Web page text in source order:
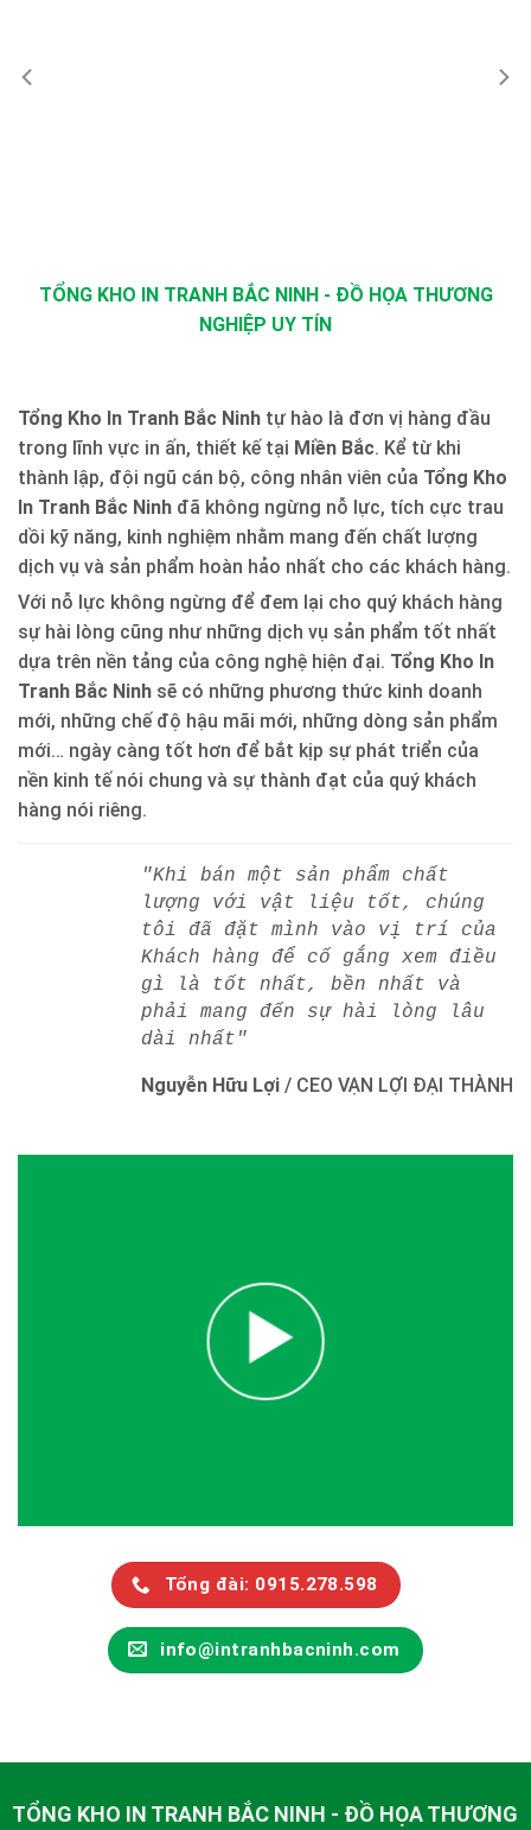
TỔNG KHO IN TRANH BẮC NINH - ĐỒ HỌA THƯƠNG
NGHIỆP UY TÍN
Tổng Kho In Tranh Bắc Ninh tự hào là đơn vị hàng đầu
trong lĩnh vực in ấn, thiết kế tại Miền Bắc. Kể từ khi
thành lập, đội ngũ cán bộ, công nhân viên của Tổng Kho
In Tranh Bắc Ninh đã không ngừng nỗ lực, tích cực trau
dồi kỹ năng, kinh nghiệm nhằm mang đến chất lượng
dịch vụ và sản phẩm hoàn hảo nhất cho các khách hàng.
Với nỗ lực không ngừng để đem lại cho quý khách hàng
sự hài lòng cũng như những dịch vụ sản phẩm tốt nhất
dựa trên nền tảng của công nghệ hiện đại. Tổng Kho In
Tranh Bắc Ninh sẽ có những phương thức kinh doanh
mới, những chế độ hậu mãi mới, những dòng sản phẩm
mới… ngày càng tốt hơn để bắt kịp sự phát triển của
nền kinh tế nói chung và sự thành đạt của quý khách
hàng nói riêng.
"Khi bán một sản phẩm chất
lượng với vật liệu tốt, chúng
tôi đã đặt mình vào vị trí của
Khách hàng để cố gắng xem điều
gì là tốt nhất, bền nhất và
phải mang đến sự hài lòng lâu
dài nhất"
Nguyễn Hữu Lợi / CEO VẠN LỢI ĐẠI THÀNH
Tổng đài: 0915.278.598
info@intranhbacninh.com
TỔNG KHO IN TRANH BẮC NINH - ĐỒ HỌA THƯƠNG